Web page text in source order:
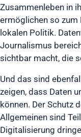
Zusammenleben in
ermöglichen so
lokalen Politik.
Journalismus
sichtbar macht, die
Und das sind
zeigen, dass Daten
können. Der Schutz
Allgemeinen sind
Digitalisierung